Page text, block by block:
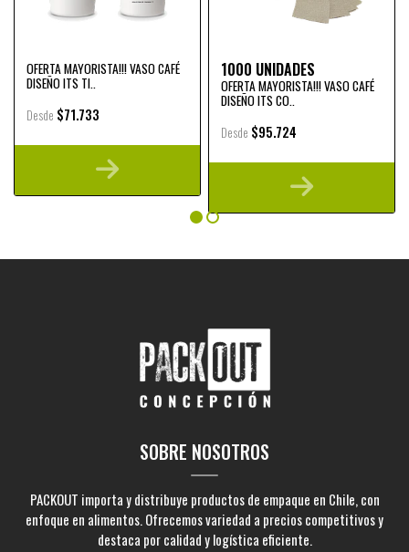
OFERTA MAYORISTA!!! VASO CAFÉ
DISEÑO ITS TI..
Desde $71.733
1000 UNIDADES
OFERTA MAYORISTA!!! VASO CAFÉ
DISEÑO ITS CO..
Desde $95.724
SOBRE NOSOTROS
PACKOUT importa y distribuye productos de empaque en Chile, con
enfoque en alimentos. Ofrecemos variedad a precios competitivos y
destaca por calidad y logística eficiente.